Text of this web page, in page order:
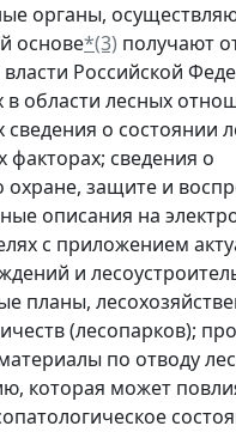
органы,
основе*(3) получают
власти Российской
области лесных
о состоянии
факторах; сведения о
защите и
описания на
с приложением
и
планы,
(лесопарков);
по отводу
которая может